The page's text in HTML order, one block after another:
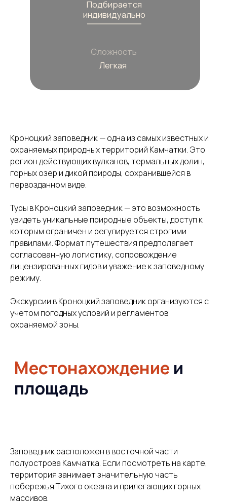
Кроноцкий заповедник — одна из самых известных и
охраняемых природных территорий Камчатки. Это
регион действующих вулканов, термальных долин,
горных озер и дикой природы, сохранившейся в
первозданном виде.
Туры в Кроноцкий заповедник — это возможность
увидеть уникальные природные объекты, доступ к
которым ограничен и регулируется строгими
правилами. Формат путешествия предполагает
согласованную логистику, сопровождение
лицензированных гидов и уважение к заповедному
режиму.
Экскурсии в Кроноцкий заповедник организуются с
учетом погодных условий и регламентов
охраняемой зоны.
Местонахождениеи
площадь
Заповедник расположен в восточной части
полуострова Камчатка. Если посмотреть на карте,
территория занимает значительную часть
побережья Тихого океана и прилегающих горных
массивов.
Историязаповедника
Флораи фауна